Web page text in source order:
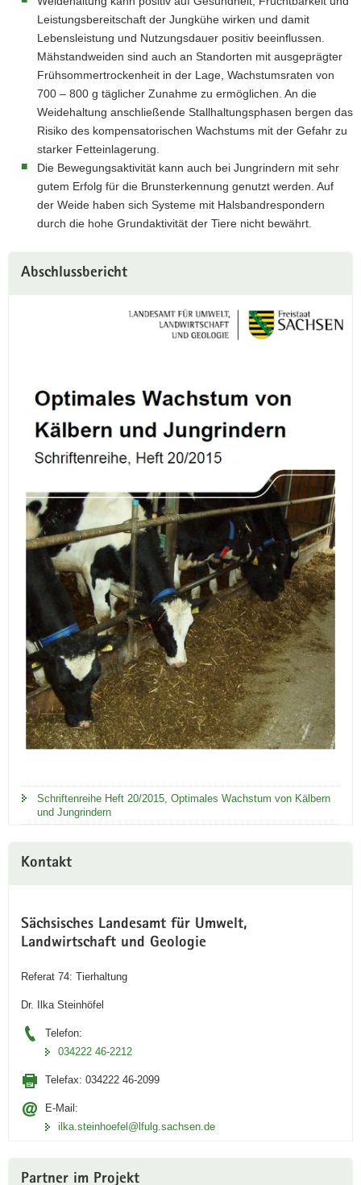
Leistungsbereitschaft der Jungkühe wirken und damit
Lebensleistung und Nutzungsdauer positiv beeinflussen.
Mähstandweiden sind auch an Standorten mit ausgeprägter
Frühsommertrockenheit in der Lage, Wachstumsraten von
700 – 800 g täglicher Zunahme zu ermöglichen. An die
Weidehaltung anschließende Stallhaltungsphasen bergen das
Risiko des kompensatorischen Wachstums mit der Gefahr zu
starker Fetteinlagerung.
Die Bewegungsaktivität kann auch bei Jungrindern mit sehr
gutem Erfolg für die Brunsterkennung genutzt werden. Auf
der Weide haben sich Systeme mit Halsbandrespondern
durch die hohe Grundaktivität der Tiere nicht bewährt.
Abschlussbericht
Schriftenreihe Heft 20/2015, Optimales Wachstum von Kälbern
und Jungrindern
Kontakt
Sächsisches Landesamt für Umwelt,
Landwirtschaft und Geologie
Referat 74: Tierhaltung
Dr. Ilka Steinhöfel
Telefon:
034222 46-2212
Telefax: 034222 46-2099
E-Mail:
ilka.steinhoefel@lfulg.sachsen.de
Partner im Projekt